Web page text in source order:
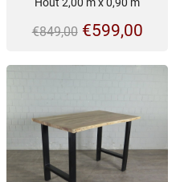
Hout 2,00 m x 0,90 m
€849,00 €599,00